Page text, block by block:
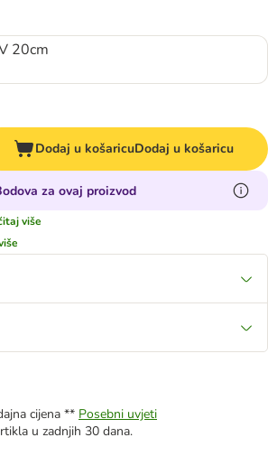
20cm
Dodaj u košaricuDodaj u košaricu
za ovaj proizvod
više
cijena ** Posebni uvjeti
u zadnjih 30 dana.